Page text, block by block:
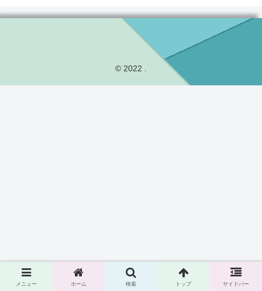
© 2022 .
メニュー ホーム 検索 トップ サイドバー